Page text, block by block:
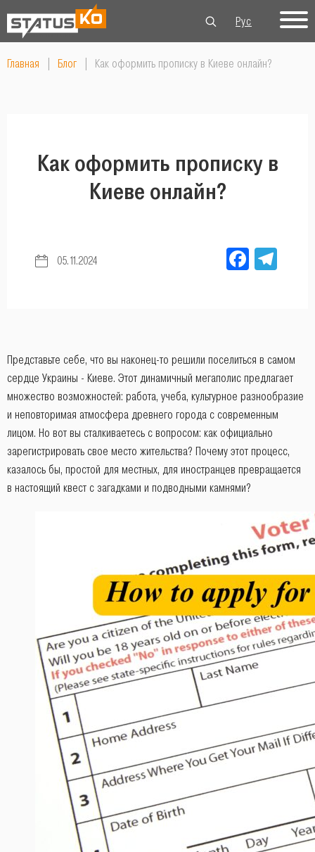
Рус
Укр
Eng
Главная Блог Как оформить прописку в Киеве онлайн?
Как оформить прописку в
Киеве онлайн?
05.11.2024
Представьте себе, что вы наконец-то решили поселиться в самом
сердце Украины - Киеве. Этот динамичный мегаполис предлагает
множество возможностей: работа, учеба, культурное разнообразие
и неповторимая атмосфера древнего города с современным
лицом. Но вот вы сталкиваетесь с вопросом: как официально
зарегистрировать свое место жительства? Почему этот процесс,
казалось бы, простой для местных, для иностранцев превращается
в настоящий квест с загадками и подводными камнями?